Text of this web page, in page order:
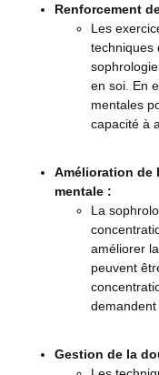
Renforcement
Les
techniques
en soi. En
mentales
capacité à
Amélioration de
mentale :
La
améliorer
peuvent
demandent
Gestion de la